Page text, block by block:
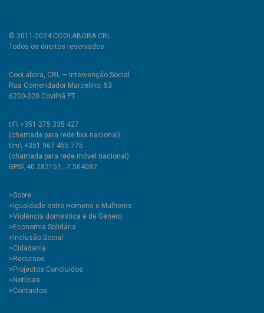
© 2011-2024 COOLABORA CRL
Todos os direitos reservados
CooLabora, CRL — Intervenção Social
Rua Comendador Marcelino, 53
6200-020 Covilhã PT
tlf\ +351 275 335 427
(chamada para rede fixa nacional)
tlm\ +351 967 455 775
(chamada para rede móvel nacional)
GPS\ 40.282151, -7.504082
>Sobre
>Igualdade entre Homens e Mulheres
>Violência doméstica e de Género
>Economia Solidária
>Inclusão Social
>Cidadania
>Recursos
>Projectos Concluídos
>Notícias
>Contactos